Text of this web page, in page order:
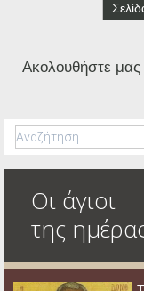
Ακολουθήστε μας
Οι άγιοι
της